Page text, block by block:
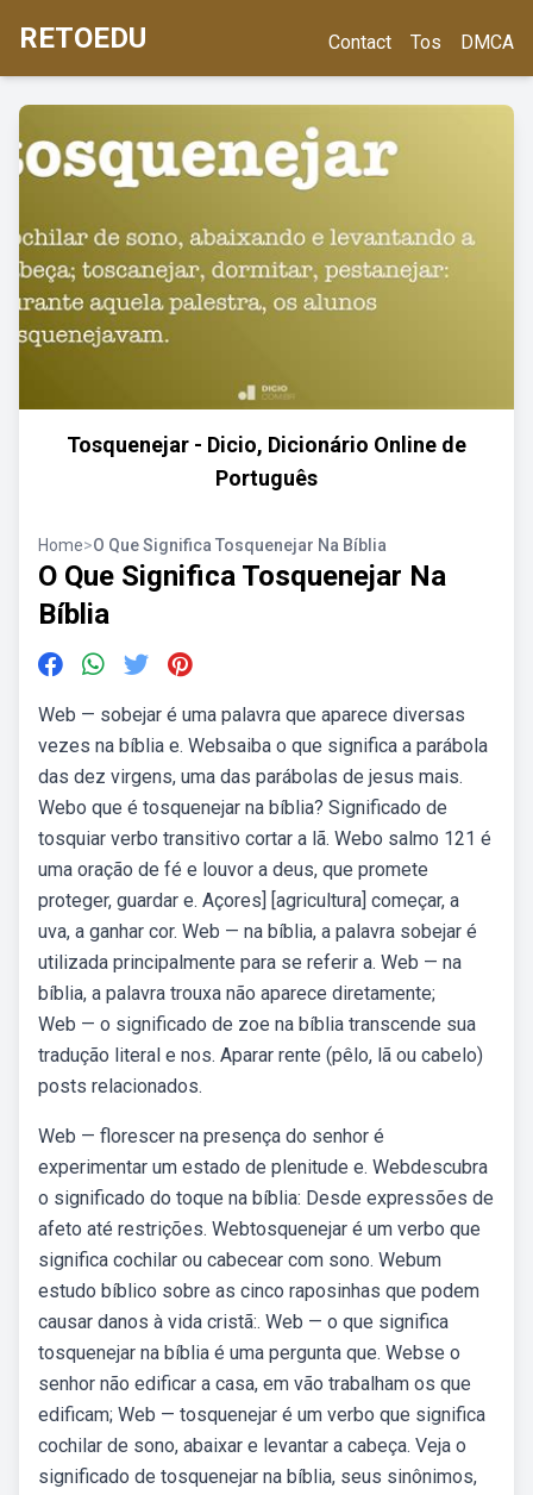
RETOEDU Contact Tos DMCA
Tosquenejar - Dicio, Dicionário Online de
Português
Home>O Que Significa Tosquenejar Na Bíblia
O Que Significa Tosquenejar Na
Bíblia
Web — sobejar é uma palavra que aparece diversas
vezes na bíblia e. Websaiba o que significa a parábola
das dez virgens, uma das parábolas de jesus mais.
Webo que é tosquenejar na bíblia? Significado de
tosquiar verbo transitivo cortar a lã. Webo salmo 121 é
uma oração de fé e louvor a deus, que promete
proteger, guardar e. Açores] [agricultura] começar, a
uva, a ganhar cor. Web — na bíblia, a palavra sobejar é
utilizada principalmente para se referir a. Web — na
bíblia, a palavra trouxa não aparece diretamente;
Web — o significado de zoe na bíblia transcende sua
tradução literal e nos. Aparar rente (pêlo, lã ou cabelo)
posts relacionados.
Web — florescer na presença do senhor é
experimentar um estado de plenitude e. Webdescubra
o significado do toque na bíblia: Desde expressões de
afeto até restrições. Webtosquenejar é um verbo que
significa cochilar ou cabecear com sono. Webum
estudo bíblico sobre as cinco raposinhas que podem
causar danos à vida cristã:. Web — o que significa
tosquenejar na bíblia é uma pergunta que. Webse o
senhor não edificar a casa, em vão trabalham os que
edificam; Web — tosquenejar é um verbo que significa
cochilar de sono, abaixar e levantar a cabeça. Veja o
significado de tosquenejar na bíblia, seus sinônimos,